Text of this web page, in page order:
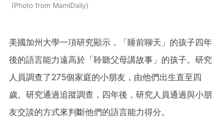
Photo from MamiDaily
美國加州大學一項研究顯示，「睡前聊天」的孩子四年
後的語言能力遠高於「聆聽父母講故事」的孩子。研究
人員調查了275個家庭的小朋友，由他們出生直至四
歲。研究通過追蹤調查，四年後，研究人員通過與小朋
友交談的方式來判斷他們的語言能力得分。